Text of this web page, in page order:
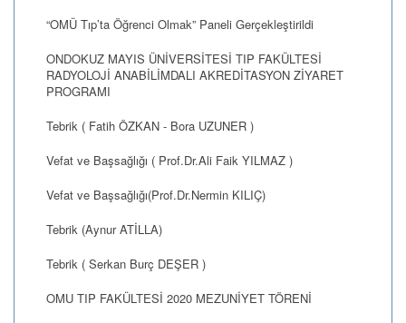
“OMÜ Tıp’ta Öğrenci Olmak” Paneli Gerçekleştirildi
ONDOKUZ MAYIS ÜNİVERSİTESİ TIP FAKÜLTESİ
RADYOLOJİ ANABİLİMDALI AKREDİTASYON ZİYARET
PROGRAMI
Tebrik ( Fatih ÖZKAN - Bora UZUNER )
Vefat ve Başsağlığı ( Prof.Dr.Ali Faik YILMAZ )
Vefat ve Başsağlığı(Prof.Dr.Nermin KILIÇ)
Tebrik (Aynur ATİLLA)
Tebrik ( Serkan Burç DEŞER )
OMU TIP FAKÜLTESİ 2020 MEZUNİYET TÖRENİ